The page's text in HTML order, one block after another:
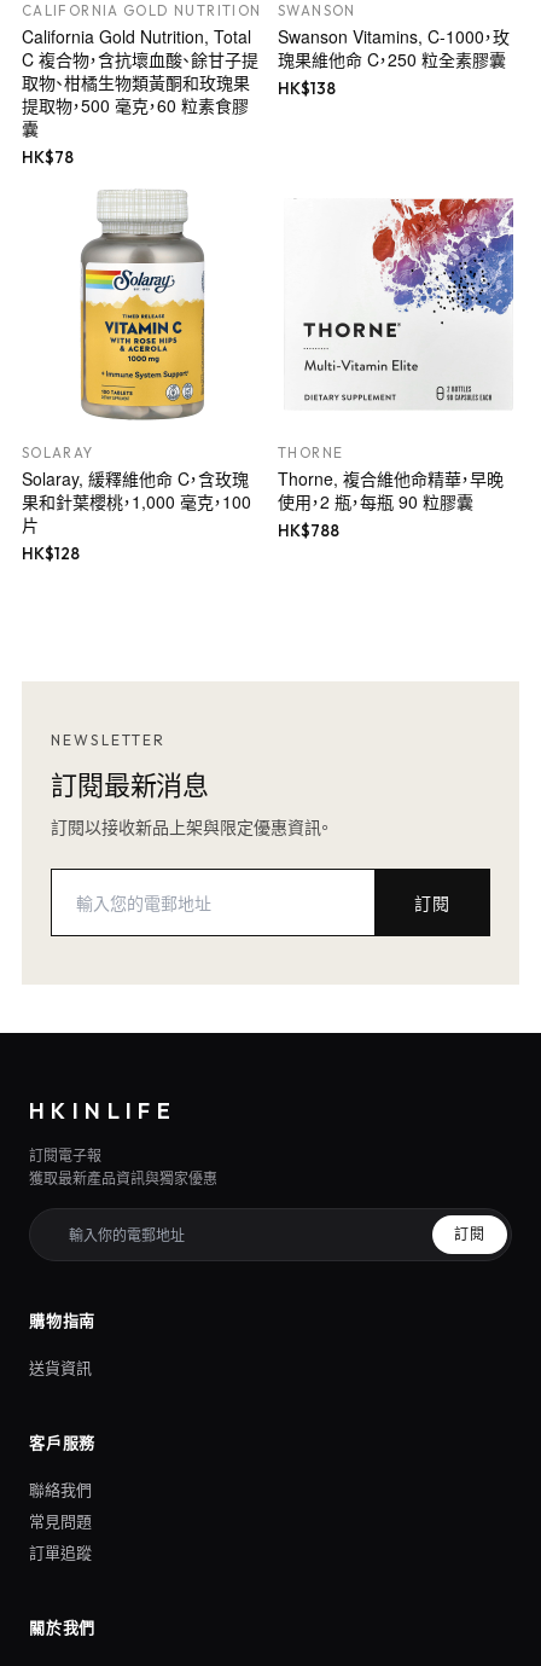
CALIFORNIA GOLD NUTRITION
California Gold Nutrition, Total
C 複合物，含抗壞血酸、餘甘子提
取物、柑橘生物類黃酮和玫瑰果
提取物，500 毫克，60 粒素食膠
囊
HK$78
SWANSON
Swanson Vitamins, C-1000，玫
瑰果維他命 C，250 粒全素膠囊
HK$138
SOLARAY
Solaray, 緩釋維他命 C，含玫瑰
果和針葉櫻桃，1,000 毫克，100
片
HK$128
THORNE
Thorne, 複合維他命精華，早晚
使用，2 瓶，每瓶 90 粒膠囊
HK$788
NEWSLETTER
訂閱最新消息
訂閱以接收新品上架與限定優惠資訊。
訂閱
HKINLIFE
訂閱電子報
獲取最新產品資訊與獨家優惠
訂閱
購物指南
送貨資訊
客戶服務
聯絡我們
常見問題
訂單追蹤
關於我們